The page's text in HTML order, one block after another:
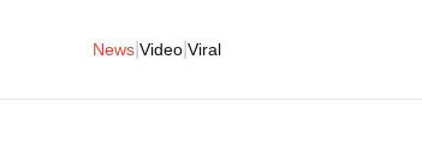
News Video Viral